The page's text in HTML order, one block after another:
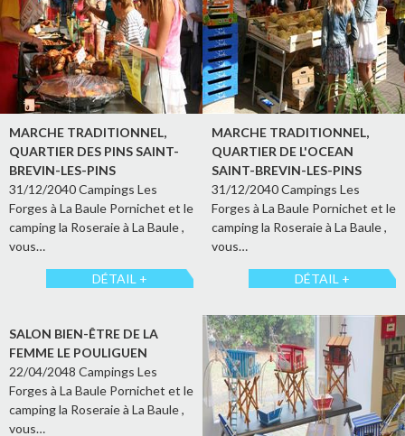
MARCHE TRADITIONNEL,
QUARTIER DES PINS SAINT-
BREVIN-LES-PINS
31/12/2040 Campings Les
Forges à La Baule Pornichet et le
camping la Roseraie à La Baule ,
vous…
DÉTAIL +
MARCHE TRADITIONNEL,
QUARTIER DE L'OCEAN
SAINT-BREVIN-LES-PINS
31/12/2040 Campings Les
Forges à La Baule Pornichet et le
camping la Roseraie à La Baule ,
vous…
DÉTAIL +
SALON BIEN-ÊTRE DE LA
FEMME LE POULIGUEN
22/04/2048 Campings Les
Forges à La Baule Pornichet et le
camping la Roseraie à La Baule ,
vous…